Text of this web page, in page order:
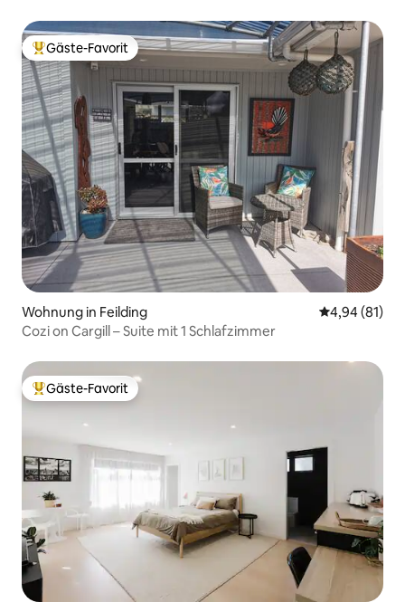
Beliebter Gäste-Favorit.
Gäste-Favorit
Wohnung in Feilding
4,94 (81)
Cozi on Cargill – Suite mit 1 Schlafzimmer
Beliebter Gäste-Favorit.
Gäste-Favorit